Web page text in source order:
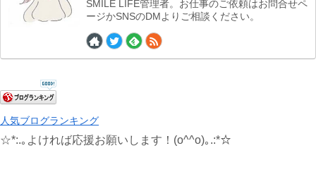
SMILE LIFE管理者。お仕事のご依頼はお問合せペ
ージかSNSのDMよりご相談ください。
人気ブログランキング
☆*:.｡よければ応援お願いします！(o^^o)｡.:*☆